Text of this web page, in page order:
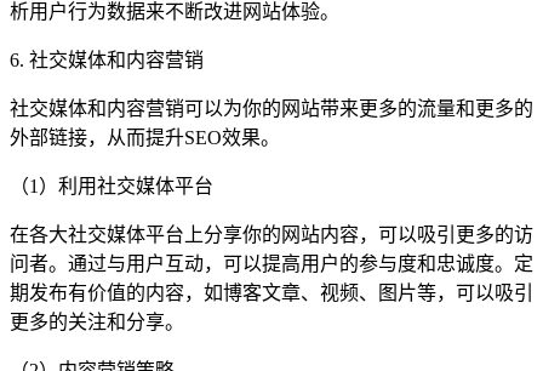
析用户行为数据来不断改进网站体验。
6. 社交媒体和内容营销
社交媒体和内容营销可以为你的网站带来更多的流量和更多的
外部链接，从而提升SEO效果。
（1）利用社交媒体平台
在各大社交媒体平台上分享你的网站内容，可以吸引更多的访
问者。通过与用户互动，可以提高用户的参与度和忠诚度。定
期发布有价值的内容，如博客文章、视频、图片等，可以吸引
更多的关注和分享。